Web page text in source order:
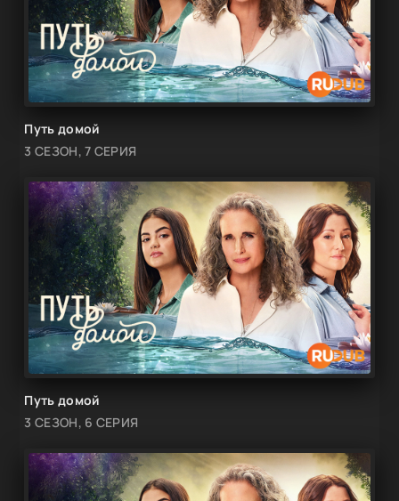
Путь домой
3 СЕЗОН, 7 СЕРИЯ
Путь домой
3 СЕЗОН, 6 СЕРИЯ